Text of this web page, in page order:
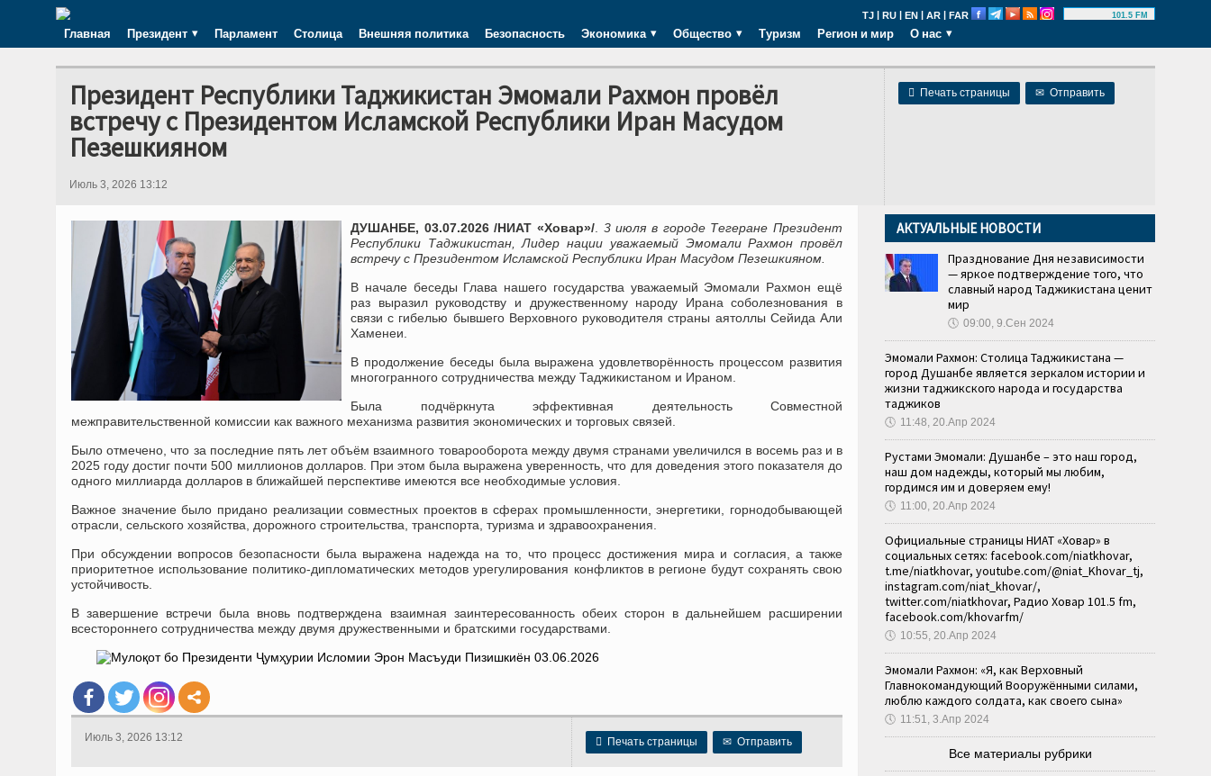
TJ | RU | EN | AR | FAR 101.5 FM
Главная Президент Парламент Столица Внешняя политика Безопасность Экономика Общество Туризм Регион и мир О нас
 Печать страницы ✉ Отправить
Президент Республики Таджикистан Эмомали Рахмон провёл
встречу с Президентом Исламской Республики Иран Масудом
Пезешкияном
Июль 3, 2026 13:12
ДУШАНБЕ, 03.07.2026 /НИАТ «Ховар»/
3 июля в городе Тегеране Президент
Республики Таджикистан, Лидер нации уважаемый Эмомали Рахмон провёл
встречу с Президентом Исламской Республики Иран Масудом Пезешкияном.
В начале беседы Глава нашего государства уважаемый Эмомали Рахмон ещё
раз выразил руководству и дружественному народу Ирана соболезнования в
связи с гибелью бывшего Верховного руководителя страны аятоллы Сейида Али
Хаменеи.
В продолжение беседы была выражена удовлетворённость процессом развития
многогранного сотрудничества между Таджикистаном и Ираном.
Была подчёркнута эффективная деятельность Совместной
межправительственной комиссии как важного механизма развития экономических и торговых связей.
Было отмечено, что за последние пять лет объём взаимного товарооборота между двумя странами увеличился в восемь раз и в
2025 году достиг почти 500 миллионов долларов. При этом была выражена уверенность, что для доведения этого показателя до
одного миллиарда долларов в ближайшей перспективе имеются все необходимые условия.
Важное значение было придано реализации совместных проектов в сферах промышленности, энергетики, горнодобывающей
отрасли, сельского хозяйства, дорожного строительства, транспорта, туризма и здравоохранения.
При обсуждении вопросов безопасности была выражена надежда на то, что процесс достижения мира и согласия, а также
приоритетное использование политико-дипломатических методов урегулирования конфликтов в регионе будут сохранять свою
устойчивость.
В завершение встречи была вновь подтверждена взаимная заинтересованность обеих сторон в дальнейшем расширении
всестороннего сотрудничества между двумя дружественными и братскими государствами.
 Печать страницы ✉ Отправить
Июль 3, 2026 13:12
АКТУАЛЬНЫЕ НОВОСТИ
Празднование Дня независимости
— яркое подтверждение того, что
славный народ Таджикистана ценит
мир
🕔 09:00, 9.Сен 2024
Эмомали Рахмон: Столица Таджикистана —
город Душанбе является зеркалом истории и
жизни таджикского народа и государства
таджиков
🕔 11:48, 20.Апр 2024
Рустами Эмомали: Душанбе – это наш город,
наш дом надежды, который мы любим,
гордимся им и доверяем ему!
🕔 11:00, 20.Апр 2024
Официальные страницы НИАТ «Ховар» в
социальных сетях: facebook.com/niatkhovar,
t.me/niatkhovar, youtube.com/@niat_Khovar_tj,
instagram.com/niat_khovar/,
twitter.com/niatkhovar, Радио Ховар 101.5 fm,
facebook.com/khovarfm/
🕔 10:55, 20.Апр 2024
Эмомали Рахмон: «Я, как Верховный
Главнокомандующий Вооружёнными силами,
люблю каждого солдата, как своего сына»
🕔 11:51, 3.Апр 2024
Все материалы рубрики